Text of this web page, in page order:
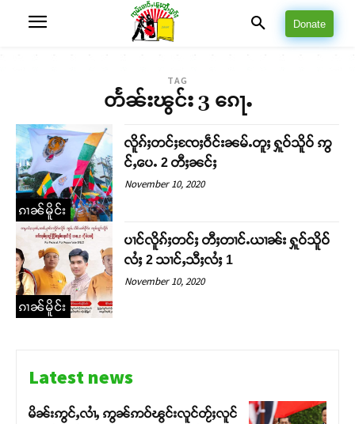
Donate
TAG
တႅၼ်းၽွင်း 3 ၵေႃႉ
ၵၢၼ်မိူင်း
လိူၵ်ႈတင်ႈၸႄႈဝဵင်းၼမ်ႉတူႈ ႁူဝ်သိူဝ် ဢွ
င်ႇပေႉ 2 တီႈၼင်ႈ
November 10, 2020
ၵၢၼ်မိူင်း
ပၢင်လိူၵ်ႈတင်ႈ တီႈတၢင်ႉယၢၼ်း ႁူဝ်သိူဝ်
လႆႈ 2 သၢင်ႇသီႈလႆႈ 1
November 10, 2020
Latest news
မိၼ်းဢွင်ႇလၢႆႇ ဢွၼ်ဢဝ်ၽွင်းလူင်တႂ်ႈလူင်